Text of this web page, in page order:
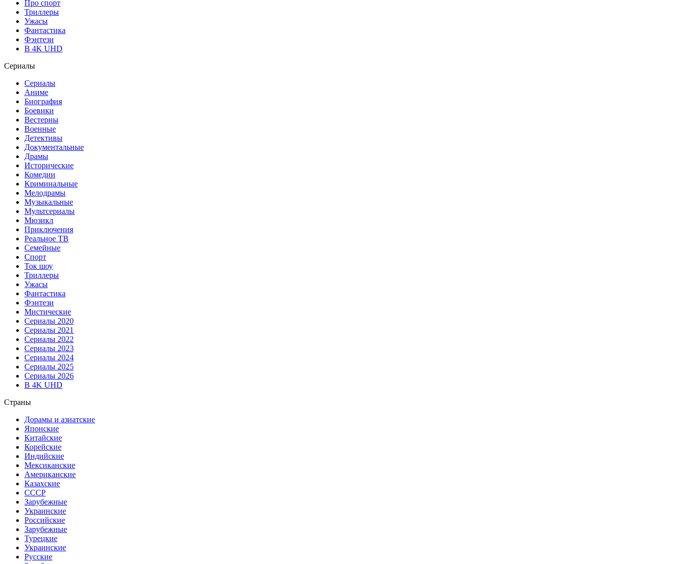
Про спорт
Триллеры
Ужасы
Фантастика
Фэнтези
В 4K UHD
Сериалы
Сериалы
Аниме
Биография
Боевики
Вестерны
Военные
Детективы
Документальные
Драмы
Исторические
Комедии
Криминальные
Мелодрамы
Музыкальные
Мультсериалы
Мюзикл
Приключения
Реальное ТВ
Семейные
Спорт
Ток шоу
Триллеры
Ужасы
Фантастика
Фэнтези
Мистические
Сериалы 2020
Сериалы 2021
Сериалы 2022
Сериалы 2023
Сериалы 2024
Сериалы 2025
Сериалы 2026
В 4K UHD
Страны
Дорамы и азиатские
Японские
Китайские
Корейские
Индийские
Мексиканские
Американские
Казахские
СССР
Зарубежные
Украинские
Российские
Зарубежные
Турецкие
Украинские
Русские